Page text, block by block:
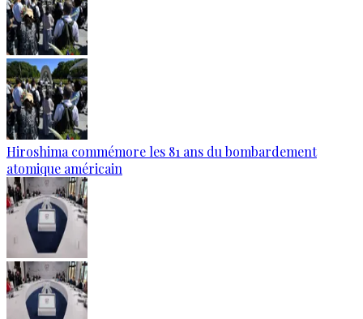
Hiroshima commémore les 81 ans du bombardement
atomique américain